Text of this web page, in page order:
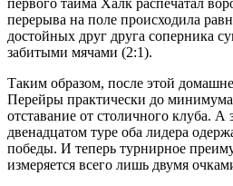
перерыва на поле происходила
достойных друг друга соперника
забитыми мячами (2:1).
Таким образом, после этой
Перейры практически до минимума
отставание от столичного клуба.
двенадцатом туре оба лидера
победы. И теперь турнирное
измеряется всего лишь двумя